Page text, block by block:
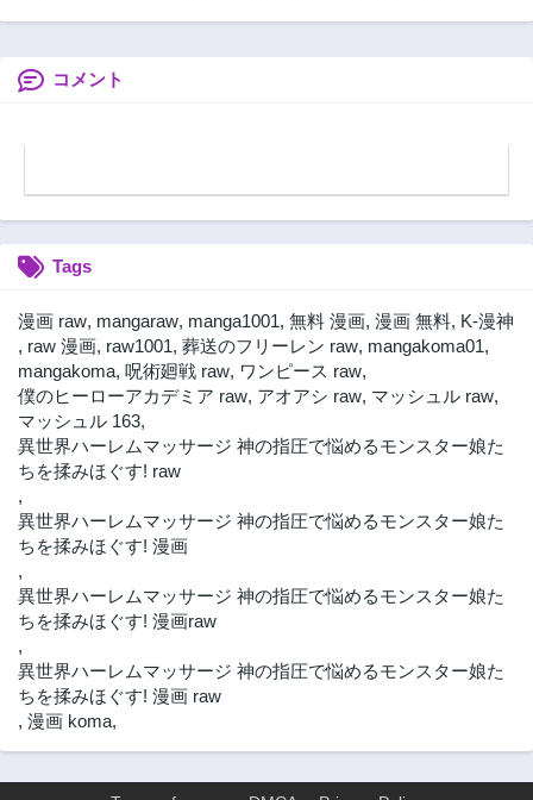
ー 叔父さん、保護
コメント
Tags
漫画 raw, mangaraw, manga1001, 無料 漫画, 漫画 無料, K-漫神
, raw 漫画, raw1001, 葬送のフリーレン raw, mangakoma01,
mangakoma, 呪術廻戦 raw, ワンピース raw,
僕のヒーローアカデミア raw, アオアシ raw, マッシュル raw,
マッシュル 163,
異世界ハーレムマッサージ 神の指圧で悩めるモンスター娘た
ちを揉みほぐす! raw
,
異世界ハーレムマッサージ 神の指圧で悩めるモンスター娘た
ちを揉みほぐす! 漫画
,
異世界ハーレムマッサージ 神の指圧で悩めるモンスター娘た
ちを揉みほぐす! 漫画raw
,
異世界ハーレムマッサージ 神の指圧で悩めるモンスター娘た
ちを揉みほぐす! 漫画 raw
, 漫画 koma,